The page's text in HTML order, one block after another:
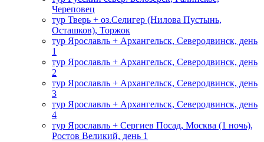
Череповец
тур Тверь + оз.Селигер (Нилова Пустынь,
Осташков), Торжок
тур Ярославль + Архангельск, Северодвинск, день
1
тур Ярославль + Архангельск, Северодвинск, день
2
тур Ярославль + Архангельск, Северодвинск, день
3
тур Ярославль + Архангельск, Северодвинск, день
4
тур Ярославль + Сергиев Посад, Москва (1 ночь),
Ростов Великий, день 1